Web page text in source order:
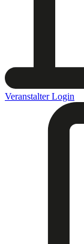
Veranstalter Login